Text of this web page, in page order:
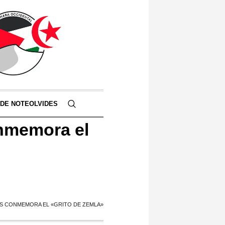
NOTEOLVIDES
el
CONMEMORA EL «GRITO DE ZEMLA»